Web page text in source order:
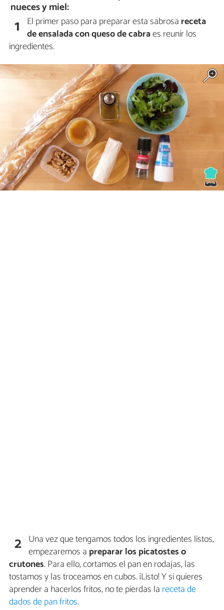
nueces y miel:
1 El primer paso para preparar esta sabrosa receta
de ensalada con queso de cabraes reunir los
ingredientes.
2 Una vez que tengamos todos los ingredientes listos,
empezaremos a preparar los picatostes o
crutones. Para ello, cortamos el pan en rodajas, las
tostamos y las troceamos en cubos. ¡Listo! Y si quieres
aprender a hacerlos fritos, no te pierdas la receta de
dados de pan fritos.